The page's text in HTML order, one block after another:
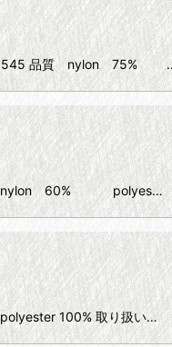
番 1545 品質 nylon 75%
品質 nylon 60% polyes…
100% 取り扱い…